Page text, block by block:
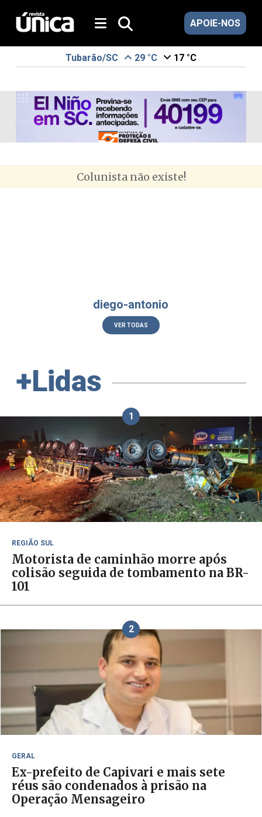
APOIE-NOS
Tubarão/SC 29 °C 17 °C
Colunista não existe!
diego-antonio
VER TODAS
+Lidas
1
REGIÃO SUL
Motorista de caminhão morre após
colisão seguida de tombamento na BR-
101
2
GERAL
Ex-prefeito de Capivari e mais sete
réus são condenados à prisão na
Operação Mensageiro